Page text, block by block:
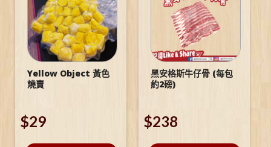
Yellow Object 黃色
燒賣
$29
黑安格斯牛仔骨 (每包
約2磅)
$238